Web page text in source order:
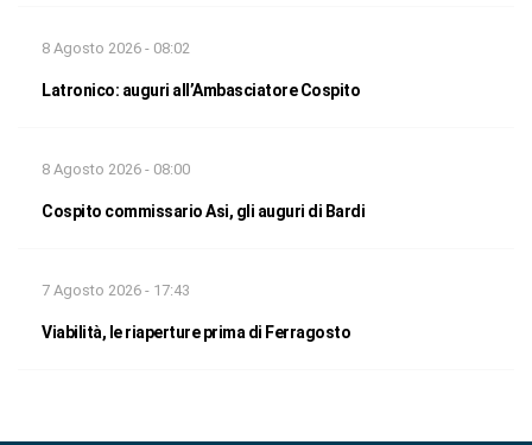
8 Agosto 2026 - 08:02
Latronico: auguri all’Ambasciatore Cospito
8 Agosto 2026 - 08:00
Cospito commissario Asi, gli auguri di Bardi
7 Agosto 2026 - 17:43
Viabilità, le riaperture prima di Ferragosto